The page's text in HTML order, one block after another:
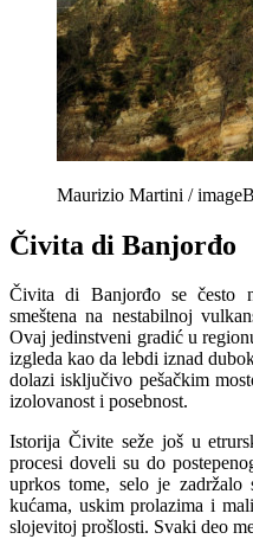
Maurizio Martini /
Čivita di Banjorđo
Čivita di Banjorđo se često
smeštena na nestabilnoj
Ovaj jedinstveni gradić u
izgleda kao da lebdi iznad
dolazi isključivo pešačkim
izolovanost i posebnost.
Istorija Čivite seže još u
procesi doveli su do
uprkos tome, selo je zadržalo
kućama, uskim prolazima i
slojevitoj prošlosti. Svaki deo